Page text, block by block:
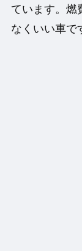
ています。燃
なくいい車で